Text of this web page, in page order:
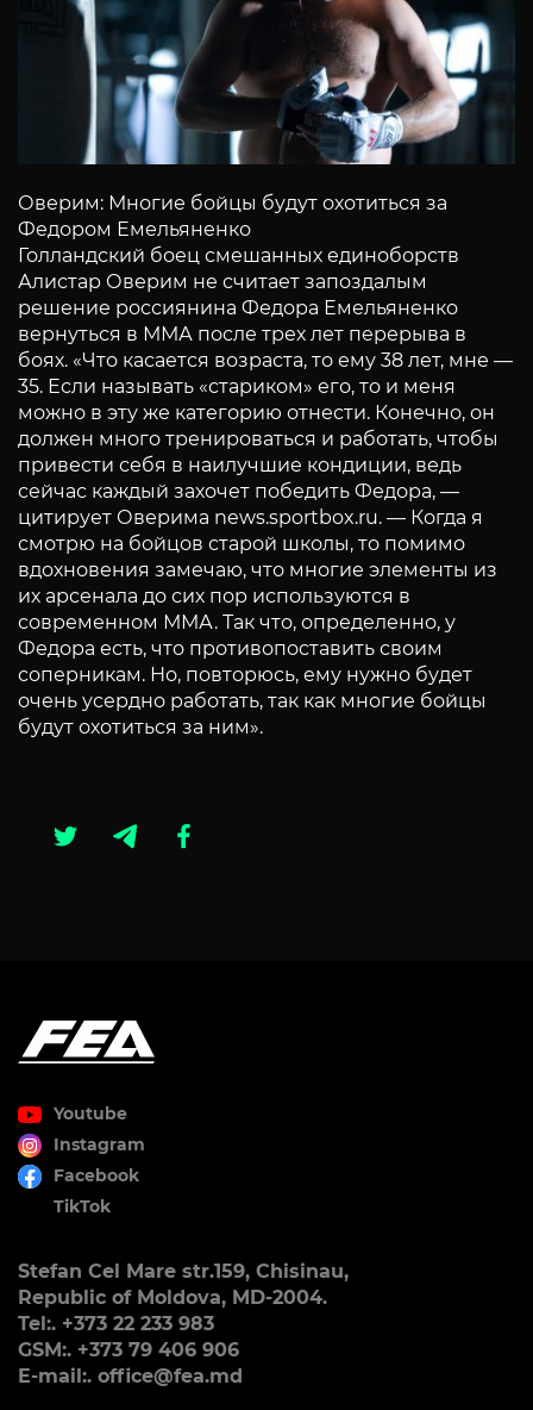
Оверим: Многие бойцы будут охотиться за
Федором Емельяненко
Голландский боец смешанных единоборств
Алистар Оверим не считает запоздалым
решение россиянина Федора Емельяненко
вернуться в ММА после трех лет перерыва в
боях. «Что касается возраста, то ему 38 лет, мне —
35. Если называть «стариком» его, то и меня
можно в эту же категорию отнести. Конечно, он
должен много тренироваться и работать, чтобы
привести себя в наилучшие кондиции, ведь
сейчас каждый захочет победить Федора, —
цитирует Оверима news.sportbox.ru. — Когда я
смотрю на бойцов старой школы, то помимо
вдохновения замечаю, что многие элементы из
их арсенала до сих пор используются в
современном ММА. Так что, определенно, у
Федора есть, что противопоставить своим
соперникам. Но, повторюсь, ему нужно будет
очень усердно работать, так как многие бойцы
будут охотиться за ним».
Youtube
Instagram
Facebook
TikTok
Stefan Cel Mare str.159, Chisinau,
Republic of Moldova, MD-2004.
Tel:. +373 22 233 983
GSM:. +373 79 406 906
E-mail:. office@fea.md